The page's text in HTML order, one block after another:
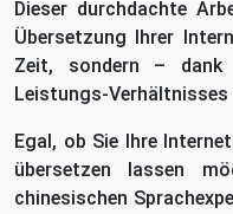
Dieser durchdachte
Übersetzung Ihrer
Zeit, sondern – dank
Leistungs-Verhältnisses
Egal, ob Sie Ihre
übersetzen lassen
chinesischen